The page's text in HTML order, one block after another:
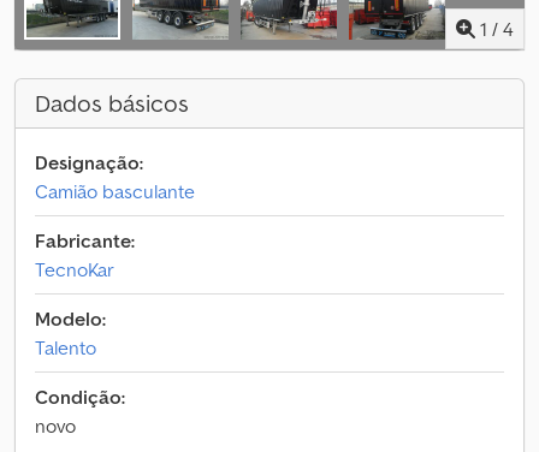
1 / 4
Dados básicos
Designação:
Camião basculante
Fabricante:
TecnoKar
Modelo:
Talento
Condição:
novo